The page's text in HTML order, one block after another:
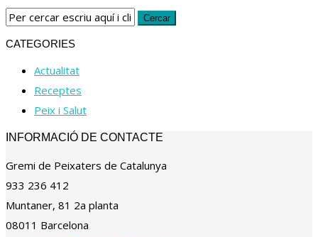
CATEGORIES
Actualitat
Receptes
Peix i Salut
INFORMACIÓ DE CONTACTE
Gremi de Peixaters de Catalunya
933 236 412
Muntaner, 81 2a planta
08011 Barcelona